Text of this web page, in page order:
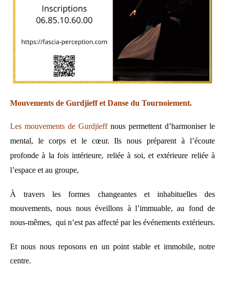
Mouvements de Gurdjieff et Danse du Tournoiement.
Les mouvements de Gurdjieff nous permettent d’harmoniser le
mental, le corps et le cœur. Ils nous préparent à l’écoute
profonde à la fois intérieure, reliée à soi, et extérieure reliée à
l’espace et au groupe,
À travers les formes changeantes et inhabituelles des
mouvements, nous nous éveillons à l’immuable, au fond de
nous-mêmes, qui n’est pas affecté par les événements extérieurs.
Et nous nous reposons en un point stable et immobile, notre
centre.